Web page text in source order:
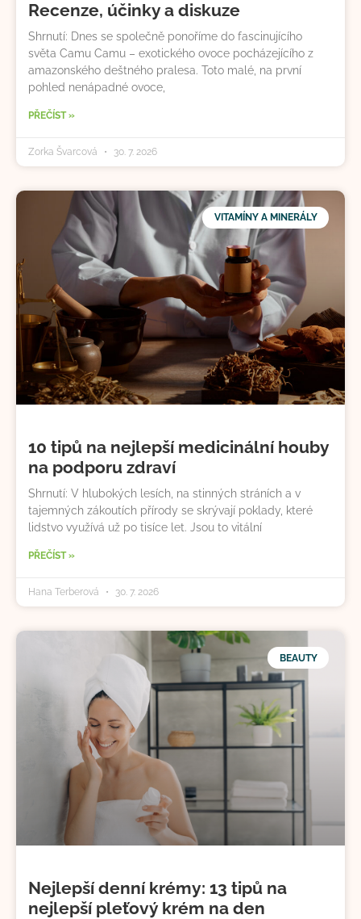
Recenze, účinky a diskuze
Shrnutí: Dnes se společně ponoříme do fascinujícího
světa Camu Camu – exotického ovoce pocházejícího z
amazonského deštného pralesa. Toto malé, na první
pohled nenápadné ovoce,
PŘEČÍST »
Zorka Švarcová 30. 7. 2026
VITAMÍNY A MINERÁLY
10 tipů na nejlepší medicinální houby
na podporu zdraví
Shrnutí: V hlubokých lesích, na stinných stráních a v
tajemných zákoutích přírody se skrývají poklady, které
lidstvo využívá už po tisíce let. Jsou to vitální
PŘEČÍST »
Hana Terberová 30. 7. 2026
BEAUTY
Nejlepší denní krémy: 13 tipů na
nejlepší pleťový krém na den